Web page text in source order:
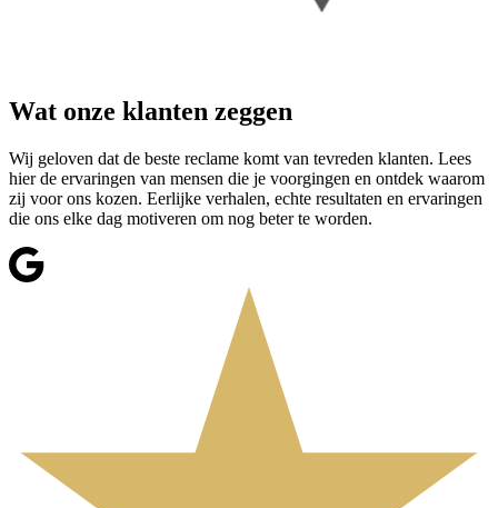
Wat onze klanten zeggen
Wij geloven dat de beste reclame komt van tevreden klanten. Lees
hier de ervaringen van mensen die je voorgingen en ontdek waarom
zij voor ons kozen. Eerlijke verhalen, echte resultaten en ervaringen
die ons elke dag motiveren om nog beter te worden.